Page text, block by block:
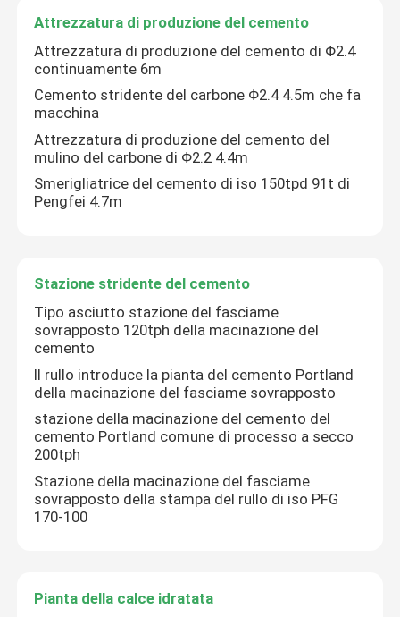
Attrezzatura di produzione del cemento
Attrezzatura di produzione del cemento di Φ2.4
continuamente 6m
Cemento stridente del carbone Φ2.4 4.5m che fa
macchina
Attrezzatura di produzione del cemento del
mulino del carbone di Φ2.2 4.4m
Smerigliatrice del cemento di iso 150tpd 91t di
Pengfei 4.7m
Stazione stridente del cemento
Tipo asciutto stazione del fasciame
sovrapposto 120tph della macinazione del
cemento
Il rullo introduce la pianta del cemento Portland
della macinazione del fasciame sovrapposto
stazione della macinazione del cemento del
cemento Portland comune di processo a secco
200tph
Stazione della macinazione del fasciame
sovrapposto della stampa del rullo di iso PFG
170-100
Pianta della calce idratata